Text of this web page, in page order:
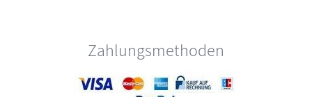
Zahlungsmethoden